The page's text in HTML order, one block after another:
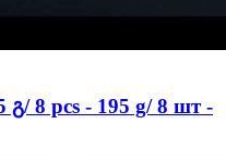
გ/ 8 pcs - 195 g/ 8 шт -